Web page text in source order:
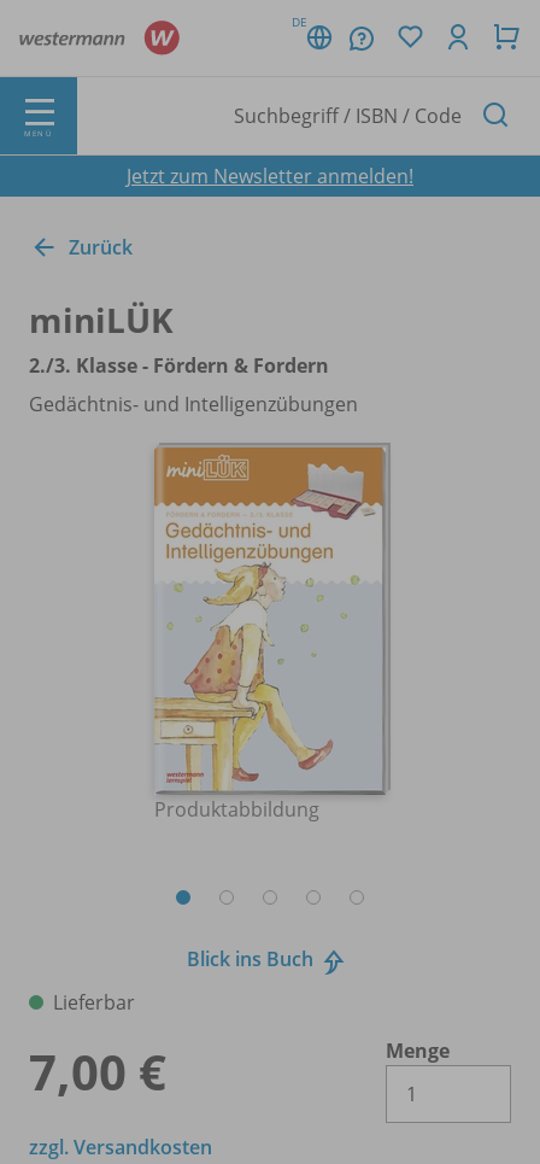
DE
MENÜ
Jetzt zum Newsletter anmelden!
Zurück
miniLÜK
2./3. Klasse - Fördern & Fordern
Gedächtnis- und Intelligenzübungen
Produktabbildung
Blick ins Buch
Lieferbar
7,00 €
Menge
zzgl. Versandkosten